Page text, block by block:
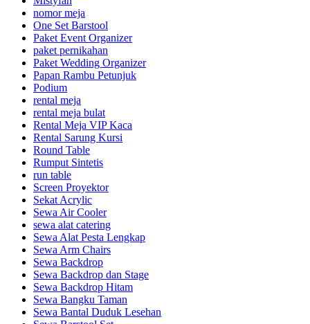
nomor meja
One Set Barstool
Paket Event Organizer
paket pernikahan
Paket Wedding Organizer
Papan Rambu Petunjuk
Podium
rental meja
rental meja bulat
Rental Meja VIP Kaca
Rental Sarung Kursi
Round Table
Rumput Sintetis
run table
Screen Proyektor
Sekat Acrylic
Sewa Air Cooler
sewa alat catering
Sewa Alat Pesta Lengkap
Sewa Arm Chairs
Sewa Backdrop
Sewa Backdrop dan Stage
Sewa Backdrop Hitam
Sewa Bangku Taman
Sewa Bantal Duduk Lesehan